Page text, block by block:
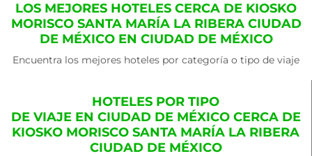
LOS MEJORES HOTELES CERCA DE KIOSKO
MORISCO SANTA MARÍA LA RIBERA CIUDAD
DE MÉXICO EN CIUDAD DE MÉXICO
Encuentra los mejores hoteles por categoría o tipo de viaje
HOTELES POR TIPO
DE VIAJE EN CIUDAD DE MÉXICO CERCA DE
KIOSKO MORISCO SANTA MARÍA LA RIBERA
CIUDAD DE MÉXICO